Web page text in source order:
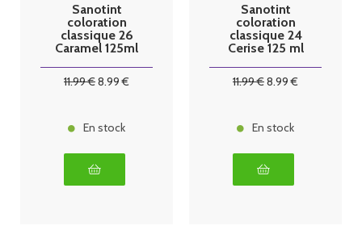
Sanotint
coloration
classique 26
Caramel 125ml
11.99€8.99 €
En stock
Sanotint
coloration
classique 24
Cerise 125 ml
11.99€8.99 €
En stock